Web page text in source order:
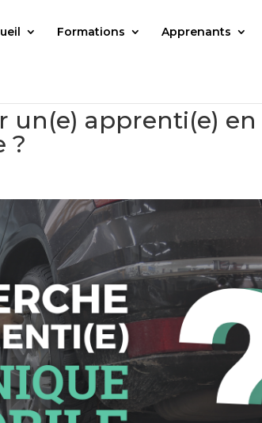
Formations Apprenants
un(e) apprenti(e) en
?